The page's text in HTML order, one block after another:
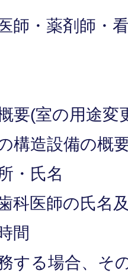
師・薬剤師・
要(室の用途変
構造設備の概
・氏名
科医師の氏名
間
する場合、そ